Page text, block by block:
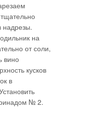
надрезы.
на
от соли,
вино
кусков
в
№ 2.